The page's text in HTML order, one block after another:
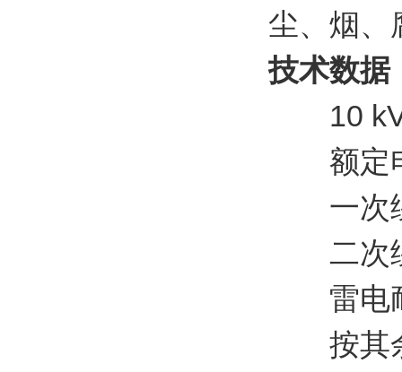
尘、烟、
技术数据
10 kV
额定电
一次绕
二次绕
雷电耐
按其余